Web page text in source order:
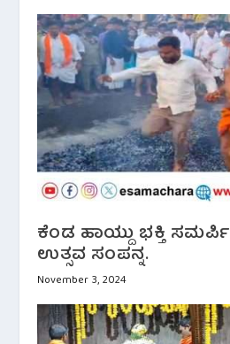
ಕೆಂಡ ಹಾಯ್ದು ಭಕ್ತಿ
ಉತ್ಸವ ಸಂಪನ್ನ.
November 3, 2024